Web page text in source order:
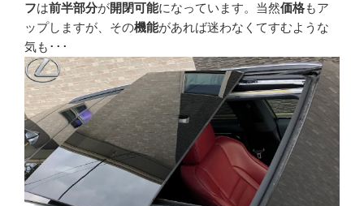
フは前半部分が開閉可能になっています。当然価格もア
ップしますが、その機能があれば迷わなくてすむような
気も･･･